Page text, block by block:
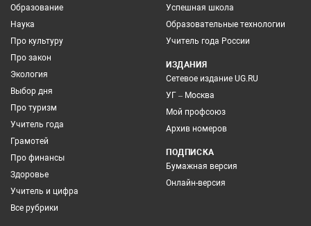
Образование
Наука
Про культуру
Про закон
Экология
Выбор дня
Про туризм
Учитель года
Грамотей
Про финансы
Здоровье
Учитель и цифра
Все рубрики
Успешная школа
Образовательные технологии
Учитель года России
ИЗДАНИЯ
Сетевое издание UG.RU
УГ – Москва
Мой профсоюз
Архив номеров
ПОДПИСКА
Бумажная версия
Онлайн-версия